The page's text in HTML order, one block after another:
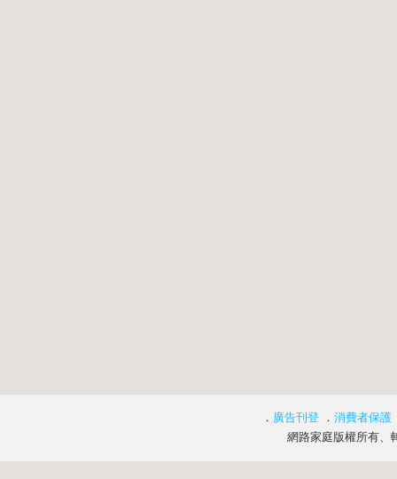
． 廣告刊登 ． 消費者保護
網路家庭版權所有、